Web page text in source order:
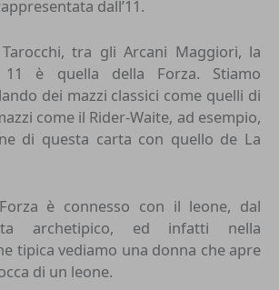
dall’11.
tra gli Arcani Maggiori, la
è quella della Forza. Stiamo
dei mazzi classici come quelli di
come il Rider-Waite, ad esempio,
di questa carta con quello de La
Forza è connesso con il leone, dal
archetipico, ed infatti nella
tipica vediamo una donna che apre
di un leone.